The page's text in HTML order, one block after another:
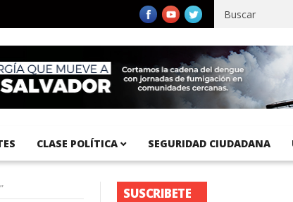
Internacional del Pacífico registra 92 % de avance en
CLASE POLÍTICA SEGURIDAD CIUDADANA
SUSCRIBETE